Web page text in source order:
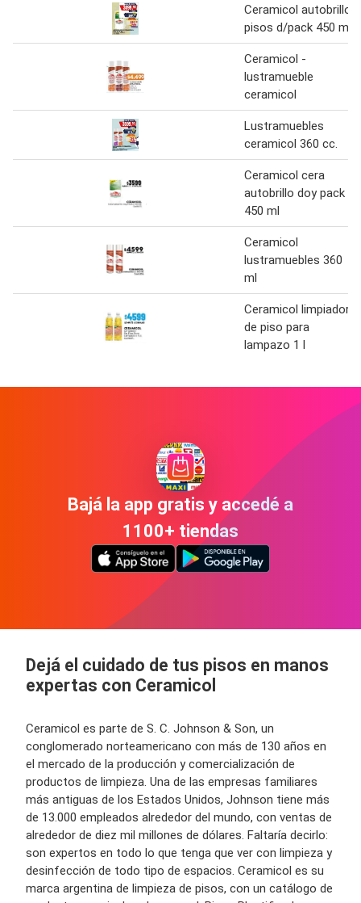
Ceramicol autobrillo
pisos d/pack 450 ml
Ceramicol -
lustramueble
ceramicol
Lustramuebles
ceramicol 360 cc.
Ceramicol cera
autobrillo doy pack
450 ml
Ceramicol
lustramuebles 360
ml
Ceramicol limpiador
de piso para
lampazo 1 l
Bajá la app gratis y accedé a
1100+ tiendas
Dejá el cuidado de tus pisos en manos
expertas con Ceramicol
Ceramicol es parte de S. C. Johnson & Son, un
conglomerado norteamericano con más de 130 años en
el mercado de la producción y comercialización de
productos de limpieza. Una de las empresas familiares
más antiguas de los Estados Unidos, Johnson tiene más
de 13.000 empleados alrededor del mundo, con ventas de
alrededor de diez mil millones de dólares. Faltaría decirlo:
son expertos en todo lo que tenga que ver con limpieza y
desinfección de todo tipo de espacios. Ceramicol es su
marca argentina de limpieza de pisos, con un catálogo de